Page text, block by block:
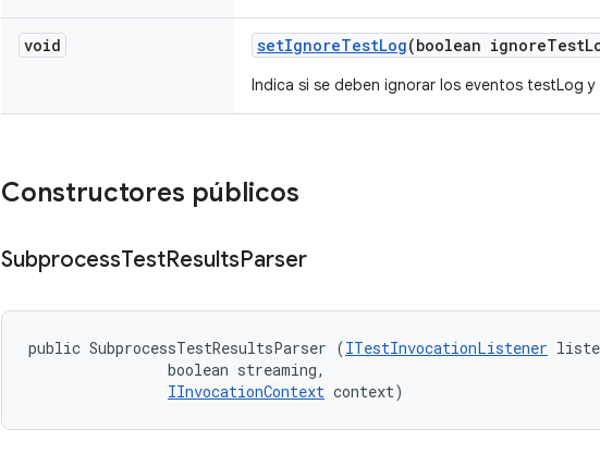
void setIgnoreTestLog(boolean ignoreTest
Indica si se deben ignorar los eventos testLog
Constructores públicos
SubprocessTestResultsParser
public SubprocessTestResultsParser (ITestInvocationListener
                boolean streaming,
IInvocationContext context)